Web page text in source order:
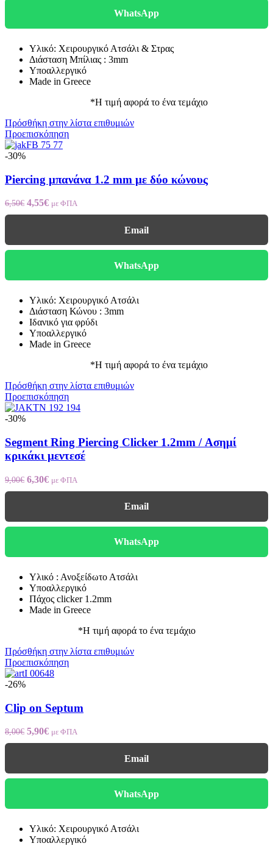
WhatsApp
Υλικό: Χειρουργικό Ατσάλι & Στρας
Διάσταση Μπίλιας : 3mm
Υποαλλεργικό
Made in Greece
*Η τιμή αφορά το ένα τεμάχιο
Πρόσθήκη στην λίστα επιθυμιών
Προεπισκόπηση
-30%
Piercing μπανάνα 1.2 mm με δύο κώνους
6,50€ 4,55€ με ΦΠΑ
Email
WhatsApp
Υλικό: Χειρουργικό Ατσάλι
Διάσταση Κώνου : 3mm
Ιδανικό για φρύδι
Υποαλλεργικό
Made in Greece
*Η τιμή αφορά το ένα τεμάχιο
Πρόσθήκη στην λίστα επιθυμιών
Προεπισκόπηση
-30%
Segment Ring Piercing Clicker 1.2mm / Ασημί
κρικάκι μεντεσέ
9,00€ 6,30€ με ΦΠΑ
Email
WhatsApp
Υλικό : Ανοξείδωτο Ατσάλι
Υποαλλεργικό
Πάχος clicker 1.2mm
Made in Greece
*Η τιμή αφορά το ένα τεμάχιο
Πρόσθήκη στην λίστα επιθυμιών
Προεπισκόπηση
-26%
Clip on Septum
8,00€ 5,90€ με ΦΠΑ
Email
WhatsApp
Υλικό: Χειρουργικό Ατσάλι
Υποαλλεργικό